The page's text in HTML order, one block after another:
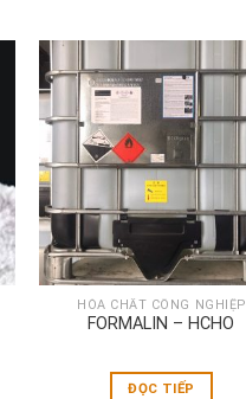
HÓA CHẤT CÔNG NGHIỆP
FORMALIN – HCHO
ĐỌC TIẾP